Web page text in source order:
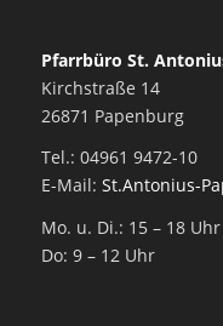
Pfarrbüro St.
Kirchstraße 14
26871 Papenburg
Tel.: 04961 9472-10
E-Mail: St.Antonius-
Mo. u. Di.: 15 – 18 Uhr
Do: 9 – 12 Uhr